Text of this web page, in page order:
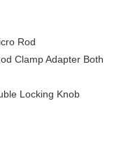
Rod
Clamp Adapter Both
Locking Knob